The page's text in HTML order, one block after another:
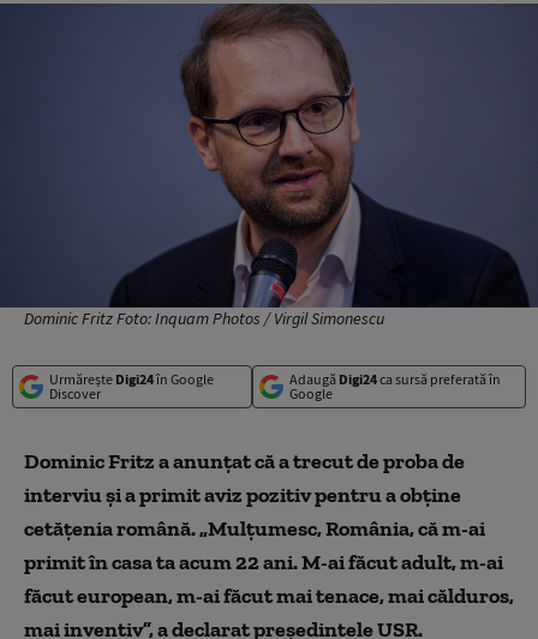
Dominic Fritz Foto: Inquam Photos / Virgil Simonescu
Urmărește Digi24în Google
Discover
Adaugă Digi24ca sursă preferată în
Google
Dominic Fritz a anunțat că a trecut de proba de
interviu și a primit aviz pozitiv pentru a obține
cetățenia română. „Mulțumesc, România, că m-ai
primit în casa ta acum 22 ani. M-ai făcut adult, m-ai
făcut european, m-ai făcut mai tenace, mai călduros,
mai inventiv”, a declarat președintele USR.